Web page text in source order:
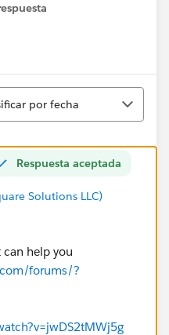
por fecha
Respuesta aceptada
Solutions LLC)
help you
forums/?